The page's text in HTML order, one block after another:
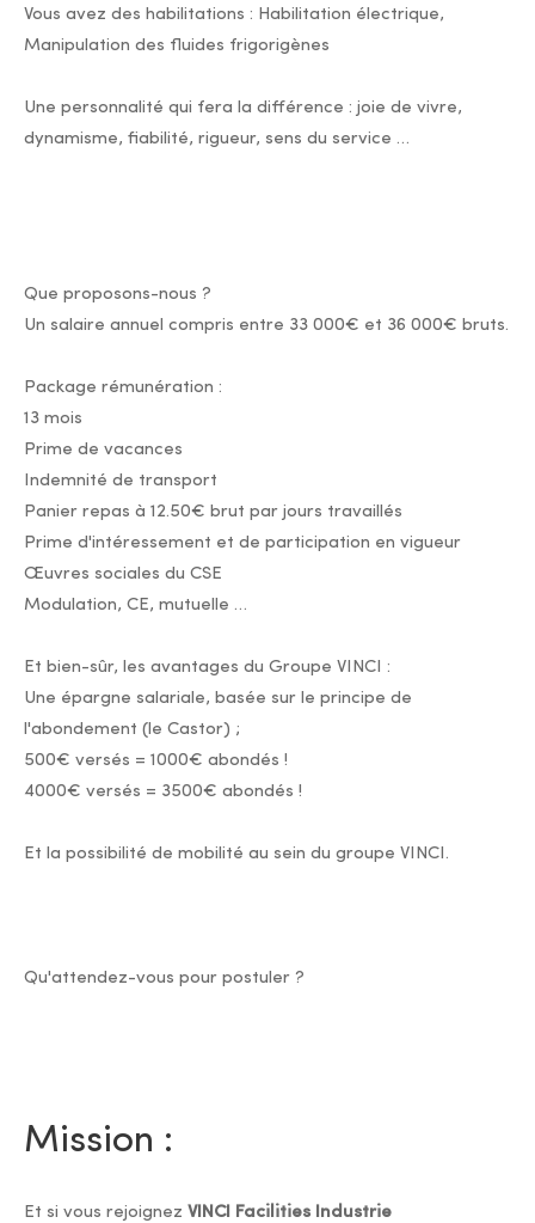
Vous avez des habilitations : Habilitation électrique,
Manipulation des fluides frigorigènes
Une personnalité qui fera la différence : joie de vivre,
dynamisme, fiabilité, rigueur, sens du service …
Que proposons-nous ?
Un salaire annuel compris entre 33 000€ et 36 000€ bruts.
Package rémunération :
13 mois
Prime de vacances
Indemnité de transport
Panier repas à 12.50€ brut par jours travaillés
Prime d'intéressement et de participation en vigueur
Œuvres sociales du CSE
Modulation, CE, mutuelle …
Et bien-sûr, les avantages du Groupe VINCI :
Une épargne salariale, basée sur le principe de
l'abondement (le Castor) ;
500€ versés = 1000€ abondés !
4000€ versés = 3500€ abondés !
Et la possibilité de mobilité au sein du groupe VINCI.
Qu'attendez-vous pour postuler ?
Mission :
Et si vous rejoignez VINCI Facilities Industrie